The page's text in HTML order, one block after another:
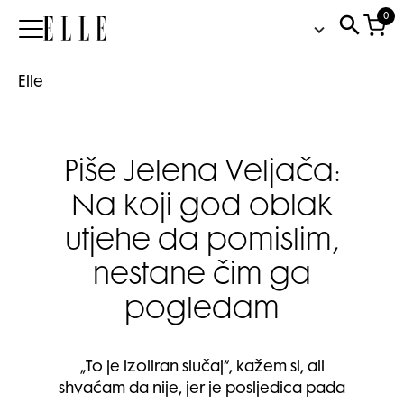
Elle
0
Elle
Piše Jelena Veljača:
Na koji god oblak
utjehe da pomislim,
nestane čim ga
pogledam
„To je izoliran slučaj“, kažem si, ali
shvaćam da nije, jer je posljedica pada